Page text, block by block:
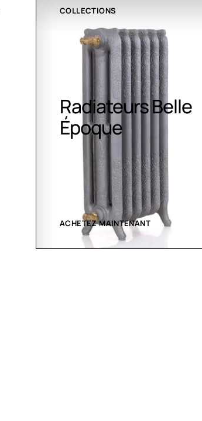
CLIMATISATION GREENOR
Climatisation
Greenor
VOIR LES CRÉATIONS